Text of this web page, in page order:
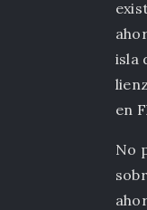
isla
en
No